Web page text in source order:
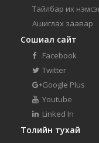
Тайлбар их
Ашиглах заавар
Сошиал сайт
Facebook
Twitter
Google Plus
Youtube
Linked In
Толийн тухай